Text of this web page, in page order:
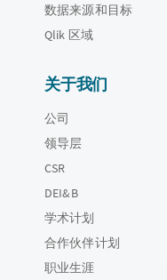
数据来源和目标
Qlik 区域
关于我们
公司
领导层
CSR
DEI&B
学术计划
合作伙伴计划
职业生涯